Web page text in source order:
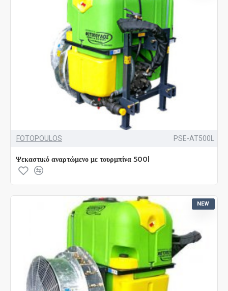
FOTOPOULOS PSE-AT500L
Ψεκαστικό αναρτώμενο με τουρμπίνα 500l
NEW